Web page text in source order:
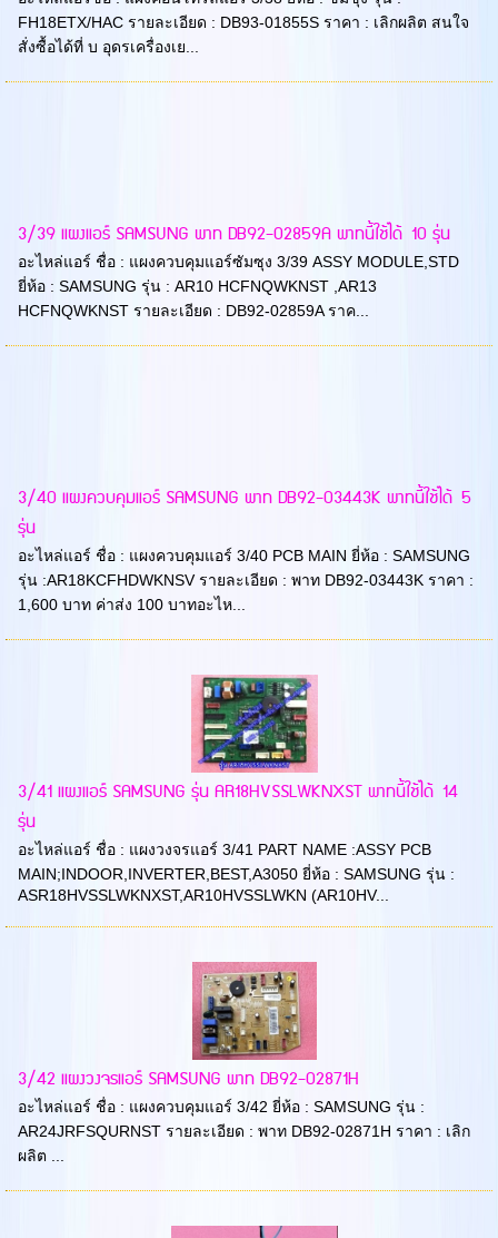
FH18ETX/HAC รายละเอียด : DB93-01855S ราคา : เลิกผลิต สนใจ
สั่งซื้อได้ที่ บ อุดรเครื่องเย...
3/39 แผงแอร์ SAMSUNG พาท DB92-02859A พาทนี้ใช้ได้ 10 รุ่น
อะไหล่แอร์ ชื่อ : แผงควบคุมแอร์ซัมซุง 3/39 ASSY MODULE,STD
ยี่ห้อ : SAMSUNG รุ่น : AR10 HCFNQWKNST ,AR13
HCFNQWKNST รายละเอียด : DB92-02859A ราค...
3/40 แผงควบคุมแอร์ SAMSUNG พาท DB92-03443K พาทนี้ใช้ได้ 5
รุ่น
อะไหล่แอร์ ชื่อ : แผงควบคุมแอร์ 3/40 PCB MAIN ยี่ห้อ : SAMSUNG
รุ่น :AR18KCFHDWKNSV รายละเอียด : พาท DB92-03443K ราคา :
1,600 บาท ค่าส่ง 100 บาทอะไห...
3/41 แผงแอร์ SAMSUNG รุ่น AR18HVSSLWKNXST พาทนี้ใช้ได้ 14
รุ่น
อะไหล่แอร์ ชื่อ : แผงวงจรแอร์ 3/41 PART NAME :ASSY PCB
MAIN;INDOOR,INVERTER,BEST,A3050 ยี่ห้อ : SAMSUNG รุ่น :
ASR18HVSSLWKNXST,AR10HVSSLWKN (AR10HV...
3/42 แผงวงจรแอร์ SAMSUNG พาท DB92-02871H
อะไหล่แอร์ ชื่อ : แผงควบคุมแอร์ 3/42 ยี่ห้อ : SAMSUNG รุ่น :
AR24JRFSQURNST รายละเอียด : พาท DB92-02871H ราคา : เลิก
ผลิต ...